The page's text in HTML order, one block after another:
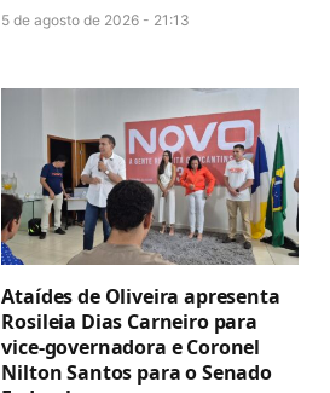
5 de agosto de 2026 - 21:13
Ataídes de Oliveira apresenta
Rosileia Dias Carneiro para
vice-governadora e Coronel
Nilton Santos para o Senado